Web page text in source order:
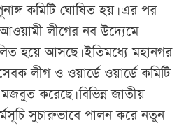
কমিটি ঘোষিত হয়। এর পর
লীগের নব উদ্যেমে
হয়ে আসছে। ইতিমধ্যে মহানগর
লীগ ও ওয়ার্ডে ওয়ার্ডে কমিটি
করেছে। বিভিন্ন জাতীয়
সুচারুভাবে পালন করে নতুন